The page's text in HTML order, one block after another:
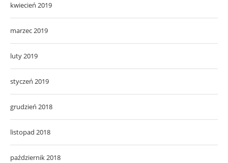
kwiecień 2019
marzec 2019
luty 2019
styczeń 2019
grudzień 2018
listopad 2018
październik 2018